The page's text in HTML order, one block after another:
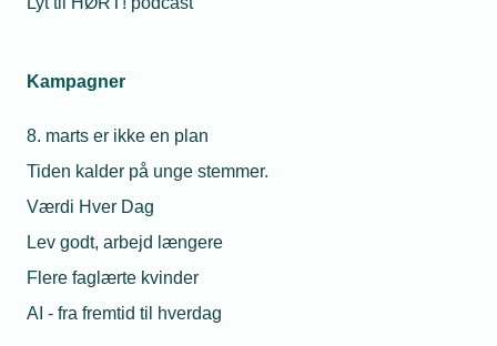
Kampagner
8. marts er ikke en plan
Tiden kalder på unge stemmer.
Værdi Hver Dag
Lev godt, arbejd længere
Flere faglærte kvinder
AI - fra fremtid til hverdag
Politik & analyse
jura@tekniq.dk